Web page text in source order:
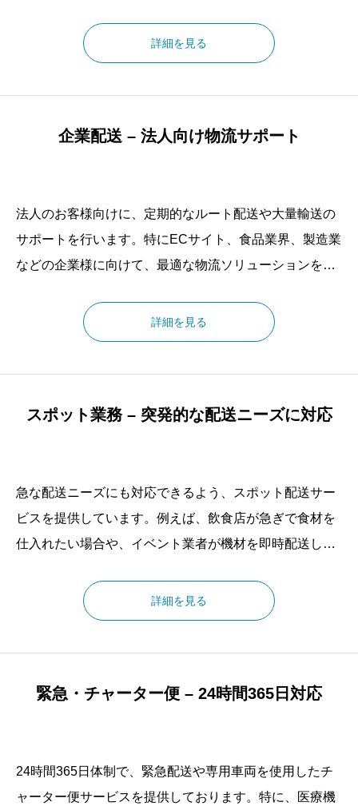
高めています。さらに、置き配対応や時間指定配送、再
配達の柔軟な対応を提供し、お客様の生活スタイルに合
詳細を見る
企業配送 – 法人向け物流サポート
法人のお客様向けに、定期的なルート配送や大量輸送の
サポートを行います。特にECサイト、食品業界、製造業
などの企業様に向けて、最適な物流ソリューションを提
向けには、冷蔵・冷凍配送サービスや機密文書のセキュ
リティ配送など、専門性の高い輸送サービスも提供して
詳細を見る
スポット業務 – 突発的な配送ニーズに対応
急な配送ニーズにも対応できるよう、スポット配送サー
ビスを提供しています。例えば、飲食店が急ぎで食材を
仕入れたい場合や、イベント業者が機材を即時配送した
単発での配送依頼にも対応し、突発的な物流需要にも迅
速に応じます。
詳細を見る
緊急・チャーター便 – 24時間365日対応
24時間365日体制で、緊急配送や専用車両を使用したチ
ャーター便サービスを提供しております。特に、医療機